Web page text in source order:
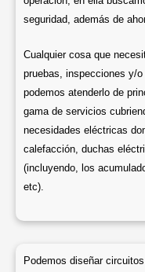
seguridad, además de
Cualquier cosa que
pruebas, inspecciones y/
podemos atenderlo de
gama de servicios
necesidades eléctricas
calefacción, duchas
(incluyendo, los
etc).
Podemos diseñar